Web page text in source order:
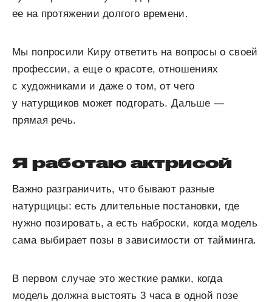
ее на протяжении долгого времени.
Мы попросили Киру ответить на вопросы о своей
профессии, а еще о красоте, отношениях
с художниками и даже о том, от чего
у натурщиков может подгорать. Дальше —
прямая речь.
Я работаю актрисой
Важно разграничить, что бывают разные
натурщицы: есть длительные постановки, где
нужно позировать, а есть наброски, когда модель
сама выбирает позы в зависимости от тайминга.
В первом случае это жесткие рамки, когда
модель должна выстоять 3 часа в одной позе